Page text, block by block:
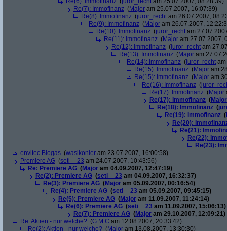
Re(7): Immofinanz (Major am 25.07.2007, 16:07:39)
Re(8): Immofinanz (juror_recht am 26.07.2007,
Re(9): Immofinanz (Major am 26.07.2007,
Re(10): Immofinanz (juror_recht am
Re(11): Immofinanz (Major am 27.07.2007,
Re(12): Immofinanz (juror_recht am
Re(13): Immofinanz (Major am
Re(14): Immofinanz (juror_recht
Re(15): Immofinanz (Major am
Re(15): Immofinanz (Major am
Re(16): Immofinanz (
Re(17): Immofinanz (Major
Re(17): Immofinanz (Major
Re(18): Immofinanz (
Re(19): Immofinanz (
Re(20):
Re(21):
Re(22):
Re(23):
envitec Biogas (wasikonier am 23.07.2007, 16:00:58)
Premiere AG (seti__23 am 24.07.2007, 10:43:56)
Re: Premiere AG (Major am 04.09.2007, 12:47:19)
Re(2): Premiere AG (seti__23 am 04.09.2007, 16:32:37)
Re(3): Premiere AG (Major am 05.09.2007, 00:16:54)
Re(4): Premiere AG (seti__23 am 05.09.2007, 09:45:15)
Re(5): Premiere AG (Major am 11.09.2007, 11:24:14)
Re(6): Premiere AG (seti__23 am 11.09.2007, 15:06:13)
Re(7): Premiere AG (Major am 29.10.2007, 12:09:21)
Re: Aktien - nur welche? (G.M.C am 12.08.2007, 20:33:42)
Re(2): Aktien - nur welche? (Major am 13.08.2007, 13:30:30)